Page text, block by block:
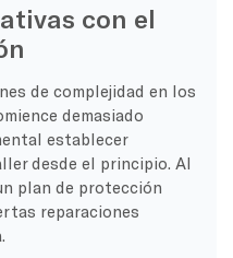
con el
de complejidad en los
demasiado
establecer
desde el principio. Al
plan de protección
reparaciones